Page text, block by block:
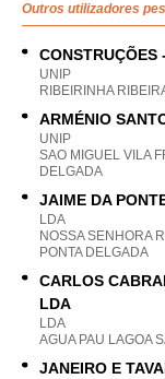
Outros utilizadores
CONSTRUÇÕES
UNIP
RIBEIRINHA
ARMÉNIO
UNIP
SAO MIGUEL VILA
DELGADA
JAIME DA
LDA
NOSSA SENHORA
PONTA DELGADA
CARLOS
LDA
LDA
AGUA PAU LAGOA
JANEIRO E